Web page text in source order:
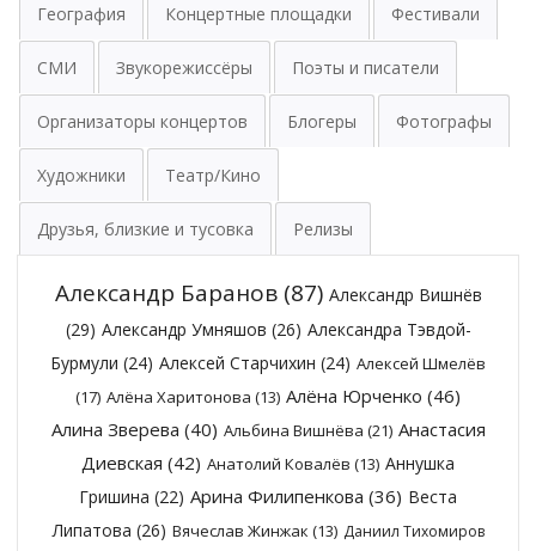
География Концертные площадки Фестивали
СМИ Звукорежиссёры Поэты и писатели
Организаторы концертов Блогеры Фотографы
Художники Театр/Кино
Друзья, близкие и тусовка Релизы
Александр Баранов(87) Александр Вишнёв
(29) Александр Умняшов (26) Александра Тэвдой-
Бурмули (24) Алексей Старчихин (24) Алексей Шмелёв
(17) Алёна Харитонова (13) Алёна Юрченко (46)
Алина Зверева (40) Альбина Вишнёва (21) Анастасия
Диевская (42) Анатолий Ковалёв (13) Аннушка
Гришина (22) Арина Филипенкова (36) Веста
Липатова (26) Вячеслав Жинжак (13) Даниил Тихомиров